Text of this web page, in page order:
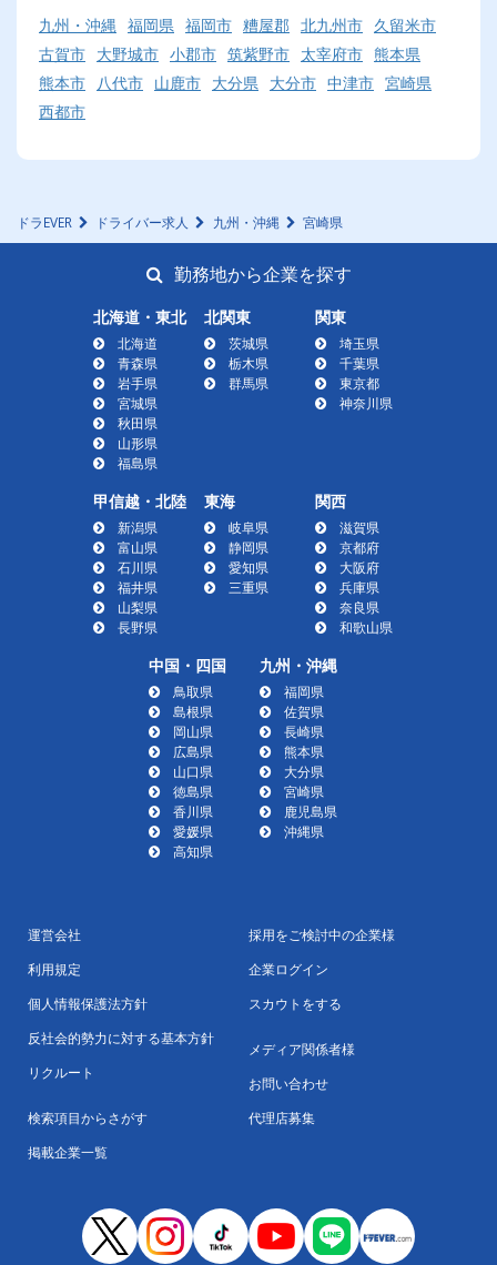
九州・沖縄 福岡県 福岡市 糟屋郡 北九州市 久留米市
古賀市 大野城市 小郡市 筑紫野市 太宰府市 熊本県
熊本市
八代市 山鹿市 大分県 大分市 中津市 宮崎県
西都市
ドラEVER ドライバー求人 九州・沖縄 宮崎県
勤務地から企業を探す
北海道・東北
北海道
青森県
岩手県
宮城県
秋田県
山形県
福島県
北関東
茨城県
栃木県
群馬県
関東
埼玉県
千葉県
東京都
神奈川県
甲信越・北陸
新潟県
富山県
石川県
福井県
山梨県
長野県
東海
岐阜県
静岡県
愛知県
三重県
関西
滋賀県
京都府
大阪府
兵庫県
奈良県
和歌山県
中国・四国
鳥取県
島根県
岡山県
広島県
山口県
徳島県
香川県
愛媛県
高知県
九州・沖縄
福岡県
佐賀県
長崎県
熊本県
大分県
宮崎県
鹿児島県
沖縄県
運営会社
利用規定
個人情報保護法方針
反社会的勢力に対する基本方針
リクルート
検索項目からさがす
掲載企業一覧
採用をご検討中の企業様
企業ログイン
スカウトをする
メディア関係者様
お問い合わせ
代理店募集